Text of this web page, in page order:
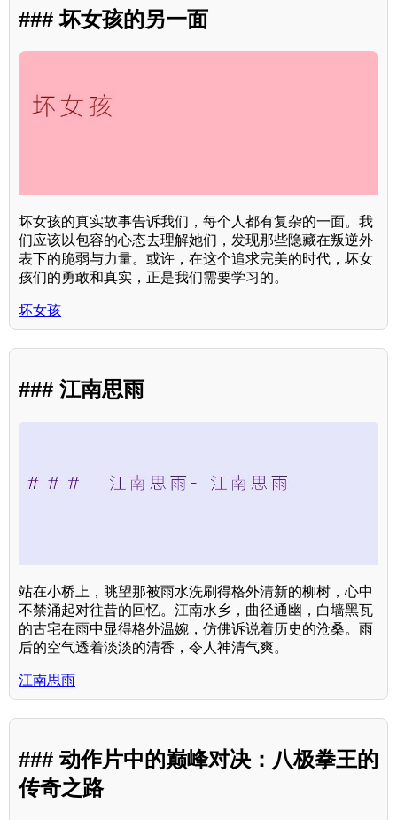
### 坏女孩的另一面
坏女孩的真实故事告诉我们，每个人都有复杂的一面。我
们应该以包容的心态去理解她们，发现那些隐藏在叛逆外
表下的脆弱与力量。或许，在这个追求完美的时代，坏女
孩们的勇敢和真实，正是我们需要学习的。
坏女孩
### 江南思雨
站在小桥上，眺望那被雨水洗刷得格外清新的柳树，心中
不禁涌起对往昔的回忆。江南水乡，曲径通幽，白墙黑瓦
的古宅在雨中显得格外温婉，仿佛诉说着历史的沧桑。雨
后的空气透着淡淡的清香，令人神清气爽。
江南思雨
### 动作片中的巅峰对决：八极拳王的
传奇之路